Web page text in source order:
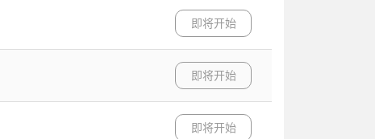
即将开始
即将开始
即将开始